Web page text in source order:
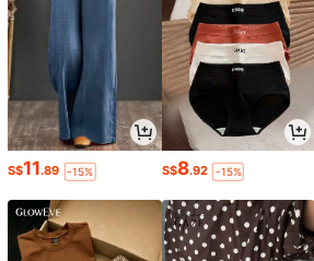
S$11.89 -15% S$8.92 -15%